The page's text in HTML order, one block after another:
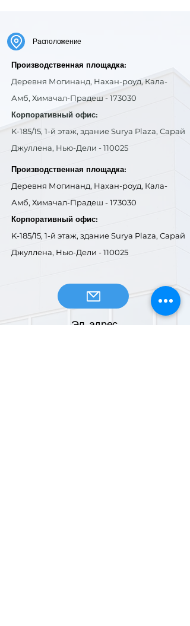
Расположение
Производственная площадка:
Деревня Могинанд, Нахан-роуд, Кала-
Амб, Химачал-Прадеш - 173030
Корпоративный офис:
K-185/15, 1-й этаж, здание Surya Plaza, Сарай
Джуллена, Нью-Дели - 110025
Производственная площадка:
Деревня Могинанд, Нахан-роуд, Кала-
Амб, Химачал-Прадеш - 173030
Корпоративный офис:
K-185/15, 1-й этаж, здание Surya Plaza, Сарай
Джуллена, Нью-Дели - 110025
Эл. адрес